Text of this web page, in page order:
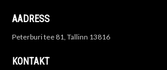
AADRESS
Peterburi tee 81, Tallinn 13816
KONTAKT